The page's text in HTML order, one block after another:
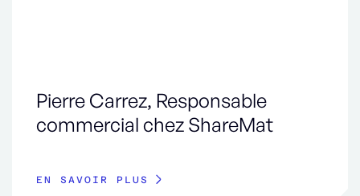
Pierre Carrez, Responsable
commercial chez ShareMat
EN SAVOIR PLUS